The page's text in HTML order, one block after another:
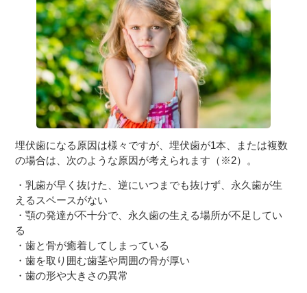
埋伏歯になる原因は様々ですが、埋伏歯が1本、または複数
の場合は、次のような原因が考えられます（※2）。
・乳歯が早く抜けた、逆にいつまでも抜けず、永久歯が生
えるスペースがない
・顎の発達が不十分で、永久歯の生える場所が不足してい
る
・歯と骨が癒着してしまっている
・歯を取り囲む歯茎や周囲の骨が厚い
・歯の形や大きさの異常